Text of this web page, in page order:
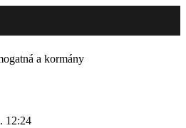
a kormány
12:24